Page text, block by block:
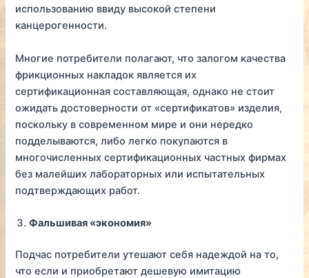
использованию ввиду высокой степени
канцерогенности.
Многие потребители полагают, что залогом качества
фрикционных накладок является их
сертификационная составляющая, однако не стоит
ожидать достоверности от «сертификатов» изделия,
поскольку в современном мире и они нередко
подделываются, либо легко покупаются в
многочисленных сертификационных частных фирмах
без малейших лабораторных или испытательных
подтверждающих работ.
Фальшивая «экономия»
Подчас потребители утешают себя надеждой на то,
что если и приобретают дешевую имитацию